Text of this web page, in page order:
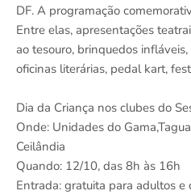
DF. A programação
Entre elas, apresentações
ao tesouro, brinquedos
oficinas literárias, pedal kart,
Dia da Criança nos clubes do
Onde: Unidades do
Ceilândia
Quando: 12/10, das 8h às 16h
Entrada: gratuita para adultos e